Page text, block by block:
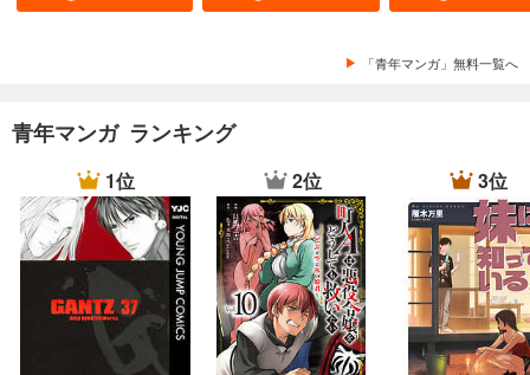
「青年マンガ」無料一覧へ
青年マンガ ランキング
1位 2位 3位